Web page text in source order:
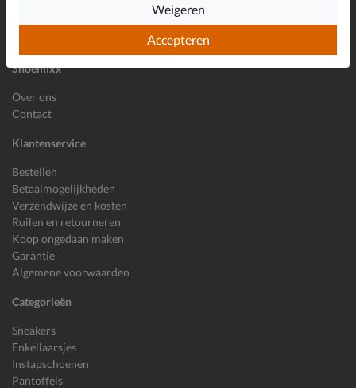
Shoemixx
Over ons
Contact
Klantenservice
Bestellen
Betaalmogelijkheden
Verzendwijze en kosten
Ruilen en retourneren
Koop ongedaan maken
Garantie
Algemene voorwaarden
Categorieën
Sneakers
Enkellaarsjes
Instapschoenen
Pantoffels
Accepteren
Weigeren